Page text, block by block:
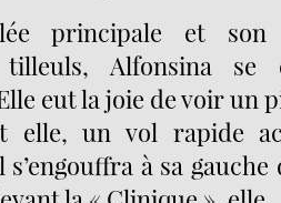
principale et son
Alfonsina se
eut la joie de voir un
elle, un vol rapide
à sa gauche